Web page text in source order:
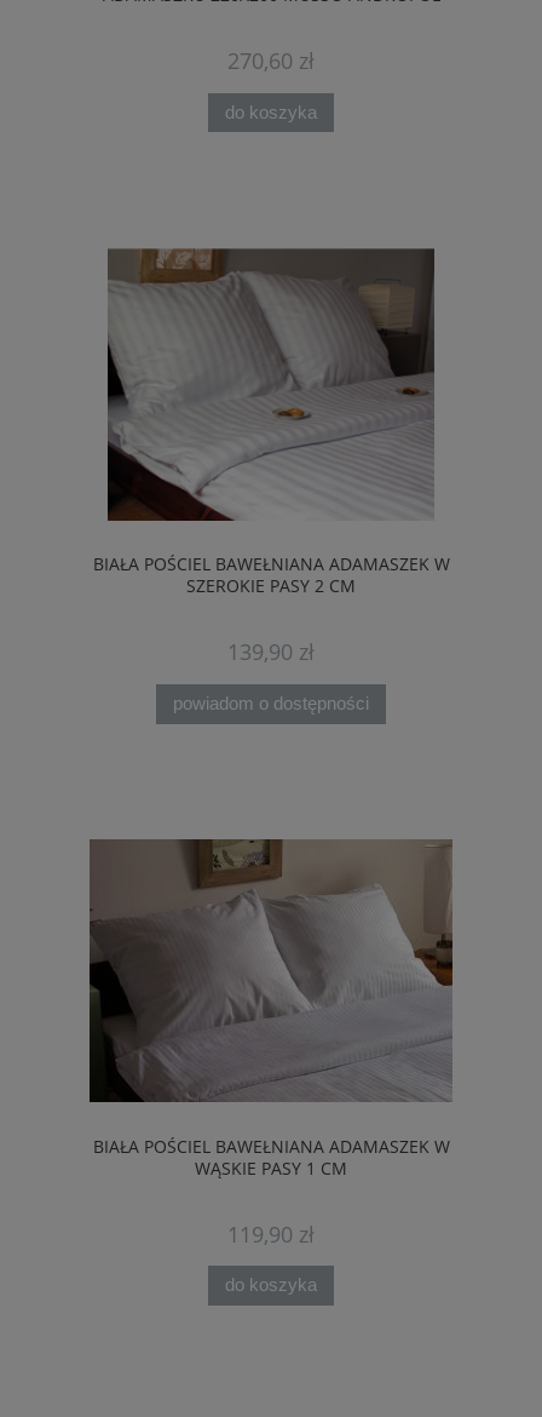
270,60 zł
do koszyka
BIAŁA POŚCIEL BAWEŁNIANA ADAMASZEK W
SZEROKIE PASY 2 CM
139,90 zł
powiadom o dostępności
BIAŁA POŚCIEL BAWEŁNIANA ADAMASZEK W
WĄSKIE PASY 1 CM
119,90 zł
do koszyka